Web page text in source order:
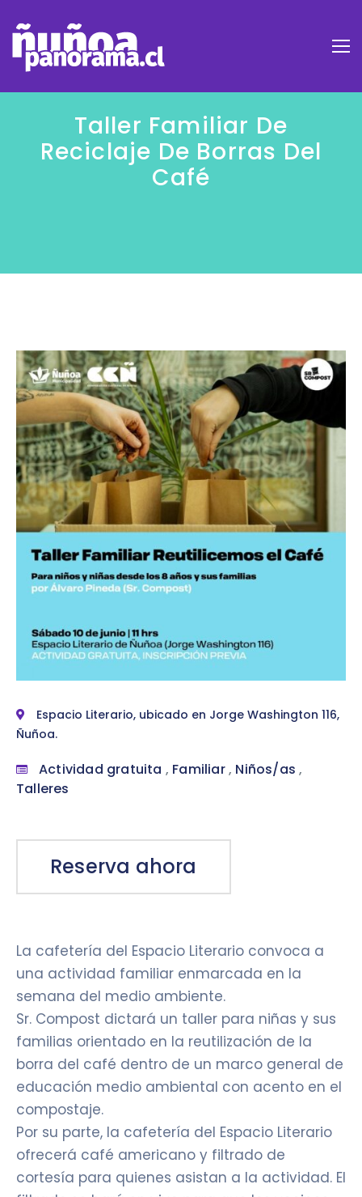
Taller Familiar De
Reciclaje De Borras Del
Café
Espacio Literario, ubicado en Jorge Washington 116,
Ñuñoa.
Actividad gratuita , Familiar, Niños/as ,
Talleres
Reserva ahora
La cafetería del Espacio Literario convoca a
una actividad familiar enmarcada en la
semana del medio ambiente.
Sr. Compost dictará un taller para niñas y sus
familias orientado en la reutilización de la
borra del café dentro de un marco general de
educación medio ambiental con acento en el
compostaje.
Por su parte, la cafetería del Espacio Literario
ofrecerá café americano y filtrado de
cortesía para quienes asistan a la actividad. El